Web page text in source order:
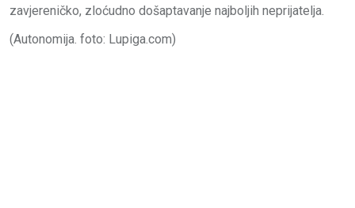
zavjereničko, zloćudno došaptavanje najboljih neprijatelja.
(Autonomija. foto: Lupiga.com)